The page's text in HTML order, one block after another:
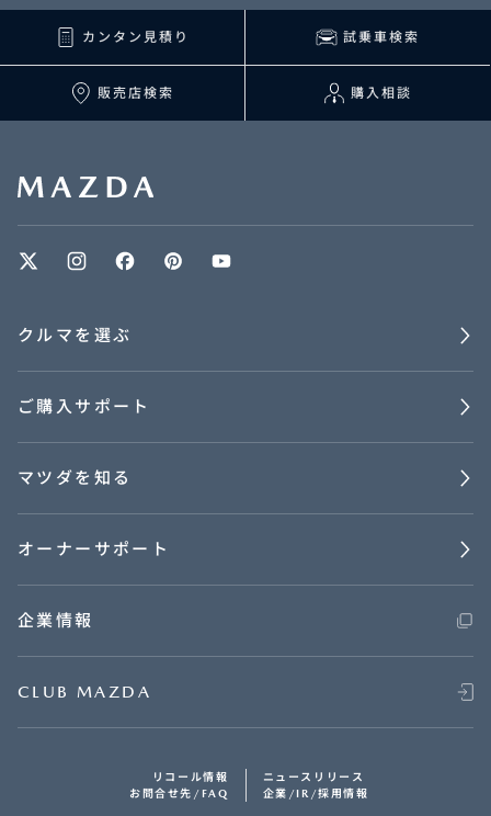
カンタン見積り 試乗車検索
販売店検索 購入相談
クルマを選ぶ
ご購入サポート
マツダを知る
オーナーサポート
企業情報
CLUB MAZDA
リコール情報
ニュースリリース
お問合せ先/FAQ
企業/IR/採用情報